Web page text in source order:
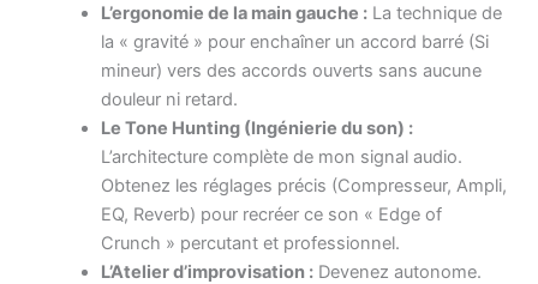
L’ergonomie de la main gauche :La technique de
la « gravité » pour enchaîner un accord barré (Si
mineur) vers des accords ouverts sans aucune
douleur ni retard.
Le Tone Hunting (Ingénierie du son) :
L’architecture complète de mon signal audio.
Obtenez les réglages précis (Compresseur, Ampli,
EQ, Reverb) pour recréer ce son « Edge of
Crunch » percutant et professionnel.
L’Atelier d’improvisation :Devenez autonome.